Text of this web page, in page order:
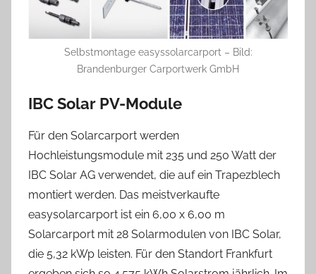
Selbstmontage easyssolarcarport – Bild:
Brandenburger Carportwerk GmbH
IBC Solar PV-Module
Für den Solarcarport werden
Hochleistungsmodule mit 235 und 250 Watt der
IBC Solar AG verwendet, die auf ein Trapezblech
montiert werden. Das meistverkaufte
easysolarcarport ist ein 6,00 x 6,00 m
Solarcarport mit 28 Solarmodulen von IBC Solar,
die 5,32 kWp leisten. Für den Standort Frankfurt